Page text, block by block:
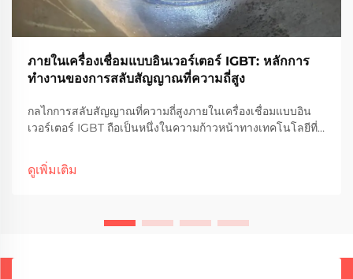
ภายในเครื่องเชื่อมแบบอินเวอร์เตอร์ IGBT: หลักการ
ทำงานของการสลับสัญญาณที่ความถี่สูง
กลไกการสลับสัญญาณที่ความถี่สูงภายในเครื่องเชื่อมแบบอิน
เวอร์เตอร์ IGBT ถือเป็นหนึ่งในความก้าวหน้าทางเทคโนโลยีที่
พลังงานขั้นสูงนี้เปลี่ยนกระแสไฟฟ้ากระแสสลับ (AC) จาก
แหล่งจ่ายทั่วไปให้กลายเป็นกระแสไฟฟ้าที่มีความแม่นยำ...
ดูเพิ่มเติม